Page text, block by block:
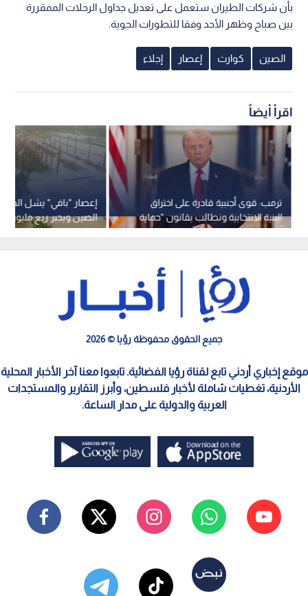
بأن شركات الطيران ستعمل على تعديل جداول الرحلات الممقررة
بين صباح وظهر الأحد وفقا للتطورات الجوية.
الصين كوارث إعصار إجلاء
اقرأ أيضاً
إعصار "بافي" يشل
الصين ويجبر ربع
النزوح
ترمب: قوى أجنبية قادرة على اختراق
البنية الانتخابية ونطالب بقانون "حماية
أمريكا"
جميع الحقوق محفوظة رؤيا © 2026
موقع إخباري أردني تابع لقناة رؤيا الفضائية. تابعوا معنا آخر الأخبار المحلية
الأردنية، تغطيات شاملة لأخبار فلسطين، وأبرز التقارير والمستجدات
العربية والدولية على مدار الساعة.